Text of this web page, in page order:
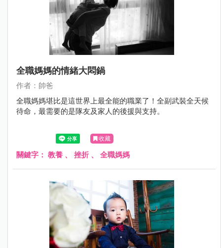
全職媽媽的情緒大悶鍋
作者：帥爸
全職媽媽堪比是這世界上最全能的職業了！全副武裝全天候
待命，最需要的是隊友及家人的後援與支持。
收藏
關鍵字： 教養 、 挫折 、 全職媽媽